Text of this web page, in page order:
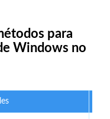
para
Windows no